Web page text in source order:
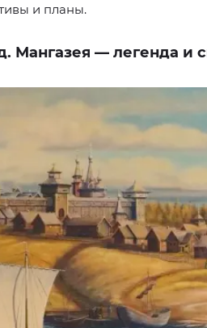
и планы.
Мангазея — легенда и